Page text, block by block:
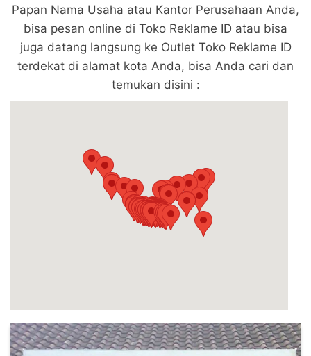
Papan Nama Usaha atau Kantor Perusahaan Anda,
bisa pesan online di Toko Reklame ID atau bisa
juga datang langsung ke Outlet Toko Reklame ID
terdekat di alamat kota Anda, bisa Anda cari dan
temukan disini :